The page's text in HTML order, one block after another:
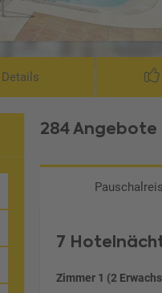
Details
284 Angebote
7
Zimmer 1 (2